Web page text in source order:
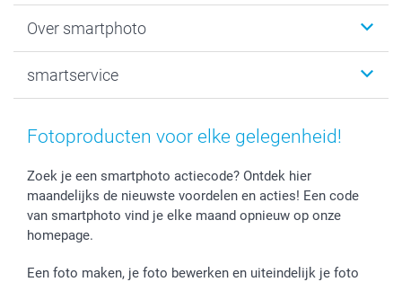
Fotoprints, Fotoposter & Fotoalbum met fotoprints
MyNameBook
Stickers en Etiketten
Fotokaders, Decoratie en Snoepjes
Fotokalenders & Fotoagenda's
Baby
Communie- en Lentefeest
Geschenken voor hem
Afstuderen
Moederdag
Vaderdag
Verjaardag
Geboorte
Over smartphoto
Duurzaamheid
Voorwaarden
Herroepingsrecht
Klachtenregeling
Wettelijke garantie
Privacybeleid
Cookiebeleid
Prijslijst
smartservice
smartgarantie
smartbonus
Betalingsmogelijkheden
Grote bestellingen
Levering
Mijn orderstatus
smartfriends
Fotoproducten voor elke gelegenheid!
Zoek je een smartphoto actiecode? Ontdek hier
maandelijks de nieuwste voordelen en acties! Een code
van smartphoto vind je elke maand opnieuw op onze
homepage.
Een foto maken, je foto bewerken en uiteindelijk je foto